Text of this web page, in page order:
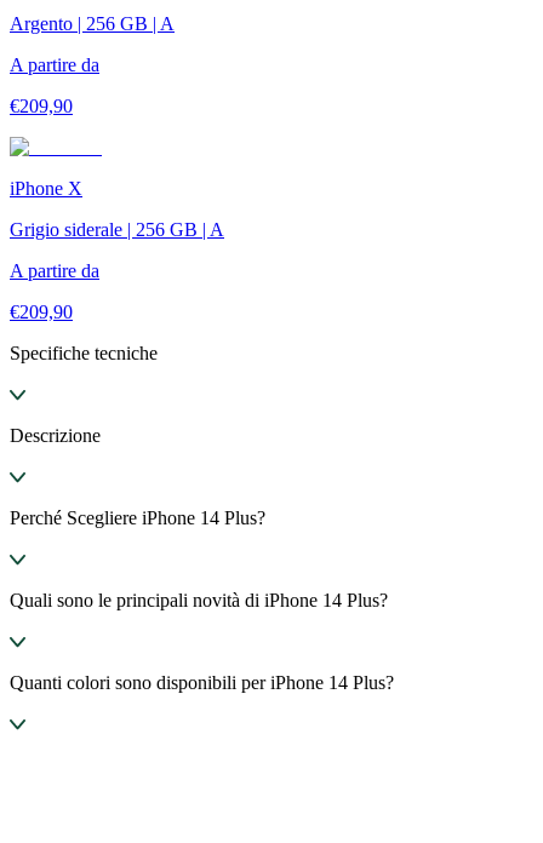
Argento | 256 GB | A
A partire da
€209,90
iPhone X
Grigio siderale | 256 GB | A
A partire da
€209,90
Specifiche tecniche
Descrizione
Perché Scegliere iPhone 14 Plus?
Quali sono le principali novità di iPhone 14 Plus?
Quanti colori sono disponibili per iPhone 14 Plus?